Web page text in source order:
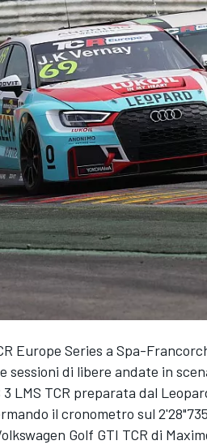
Europe Series a Spa-
sessioni di libere andate in
LMS TCR preparata dal
il cronometro sul
Golf GTI TCR di